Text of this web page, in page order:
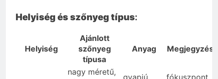
Helyiség és szőnyeg típus:
Helyiség
Ajánlott
szőnyeg
típusa
Anyag Megjegyzés
nagy méretű,